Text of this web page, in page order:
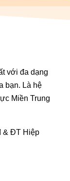
với đa dạng
bạn. Là hệ
Miền Trung
& ĐT Hiệp